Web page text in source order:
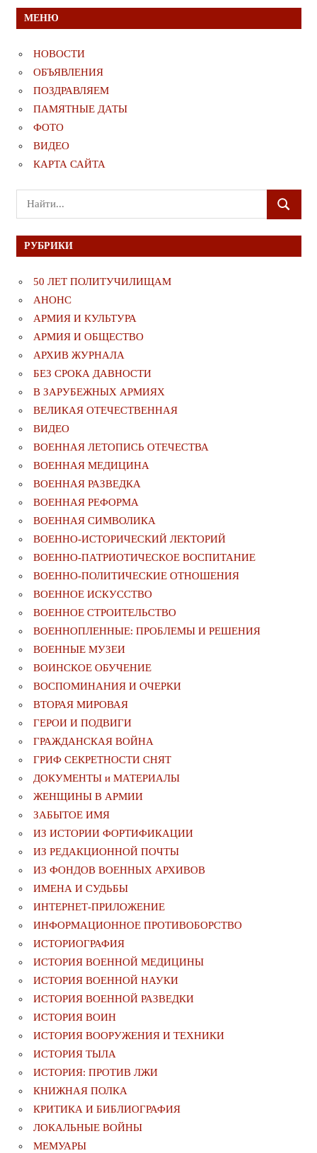
МЕНЮ
НОВОСТИ
ОБЪЯВЛЕНИЯ
ПОЗДРАВЛЯЕМ
ПАМЯТНЫЕ ДАТЫ
ФОТО
ВИДЕО
КАРТА САЙТА
Поиск
для:
ПОИСК
РУБРИКИ
50 ЛЕТ ПОЛИТУЧИЛИЩАМ
АНОНС
АРМИЯ И КУЛЬТУРА
АРМИЯ И ОБЩЕСТВО
АРХИВ ЖУРНАЛА
БЕЗ СРОКА ДАВНОСТИ
В ЗАРУБЕЖНЫХ АРМИЯХ
ВЕЛИКАЯ ОТЕЧЕСТВЕННАЯ
ВИДЕО
ВОЕННАЯ ЛЕТОПИСЬ ОТЕЧЕСТВА
ВОЕННАЯ МЕДИЦИНА
ВОЕННАЯ РАЗВЕДКА
ВОЕННАЯ РЕФОРМА
ВОЕННАЯ СИМВОЛИКА
ВОЕННО-ИСТОРИЧЕСКИЙ ЛЕКТОРИЙ
ВОЕННО-ПАТРИОТИЧЕСКОЕ ВОСПИТАНИЕ
ВОЕННО-ПОЛИТИЧЕСКИE ОТНОШЕНИЯ
ВОЕННОЕ ИСКУССТВО
ВОЕННОЕ СТРОИТЕЛЬСТВО
ВОЕННОПЛЕННЫЕ: ПРОБЛЕМЫ И РЕШЕНИЯ
ВОЕННЫЕ МУЗЕИ
ВОИНСКОЕ ОБУЧЕНИЕ
ВОСПОМИНАНИЯ И ОЧЕРКИ
ВТОРАЯ МИРОВАЯ
ГЕРОИ И ПОДВИГИ
ГРАЖДАНСКАЯ ВОЙНА
ГРИФ СЕКРЕТНОСТИ СНЯТ
ДОКУМЕНТЫ и МАТЕРИАЛЫ
ЖЕНЩИНЫ В АРМИИ
ЗАБЫТОЕ ИМЯ
ИЗ ИСТОРИИ ФОРТИФИКАЦИИ
ИЗ РЕДАКЦИОННОЙ ПОЧТЫ
ИЗ ФОНДОВ ВОЕННЫХ АРХИВОВ
ИМЕНА И СУДЬБЫ
ИНТЕРНЕТ-ПРИЛОЖЕНИЕ
ИНФОРМАЦИОННОЕ ПРОТИВОБОРСТВО
ИСТОРИОГРАФИЯ
ИСТОРИЯ ВОЕННОЙ МЕДИЦИНЫ
ИСТОРИЯ ВОЕННОЙ НАУКИ
ИСТОРИЯ ВОЕННОЙ РАЗВЕДКИ
ИСТОРИЯ ВОИН
ИСТОРИЯ ВООРУЖЕНИЯ И ТЕХНИКИ
ИСТОРИЯ ТЫЛА
ИСТОРИЯ: ПРОТИВ ЛЖИ
КНИЖНАЯ ПОЛКА
КРИТИКА И БИБЛИОГРАФИЯ
ЛОКАЛЬНЫЕ ВОЙНЫ
МЕМУАРЫ